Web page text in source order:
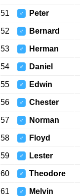
51 ♂ Peter
52 ♂ Bernard
53 ♂ Herman
54 ♂ Daniel
55 ♂ Edwin
56 ♂ Chester
57 ♂ Norman
58 ♂ Floyd
59 ♂ Lester
60 ♂ Theodore
61 ♂ Melvin